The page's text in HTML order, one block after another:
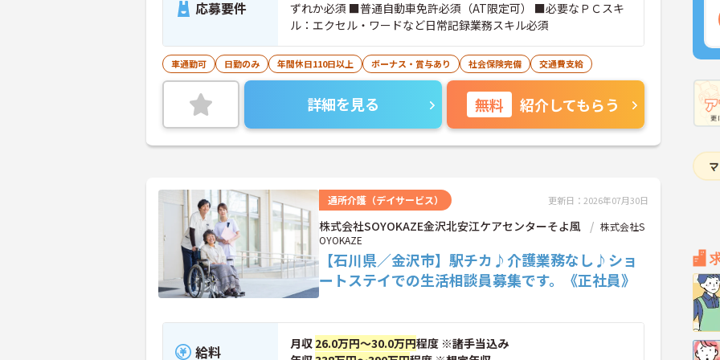
応募要件
ずれか必須 ■普通自動車免許必須（AT限定可） ■必要なＰＣスキ
ル：エクセル・ワードなど日常記録業務スキル必須
車通勤可 日勤のみ 年間休日110日以上 ボーナス・賞与あり 社会保険完備 交通費支給
詳細を見る 無料 紹介してもらう
通所介護（デイサービス） 更新日：2026年07月30日
株式会社SOYOKAZE金沢北安江ケアセンターそよ風
株式会社S
OYOKAZE
【石川県／金沢市】駅チカ♪介護業務なし♪ショ
ートステイでの生活相談員募集です。《正社員》
給料 月収 26.0万円～30.0万円程度 ※諸手当込み